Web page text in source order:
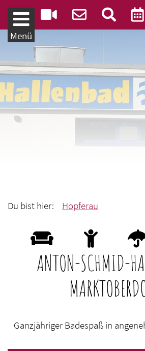
Weiter zum Inhalt
Menü
Du bist hier: Hopferau
ANTON-SCHMID-
Ganzjähriger Badespaß in